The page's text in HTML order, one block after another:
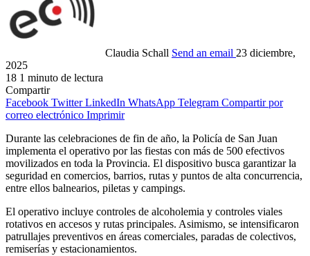
Claudia Schall Send an email 23 diciembre,
2025
18 1 minuto de lectura
Compartir
Facebook Twitter LinkedIn WhatsApp Telegram Compartir por
correo electrónico Imprimir
Durante las celebraciones de fin de año, la Policía de San Juan
implementa el operativo por las fiestas con más de 500 efectivos
movilizados en toda la Provincia. El dispositivo busca garantizar la
seguridad en comercios, barrios, rutas y puntos de alta concurrencia,
entre ellos balnearios, piletas y campings.
El operativo incluye controles de alcoholemia y controles viales
rotativos en accesos y rutas principales. Asimismo, se intensificaron
patrullajes preventivos en áreas comerciales, paradas de colectivos,
remiserías y estacionamientos.